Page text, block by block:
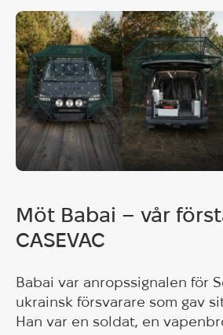
Möt Babai – vår
CASEVAC
Babai var anropssignalen för
ukrainsk försvarare som gav
Han var en soldat, en